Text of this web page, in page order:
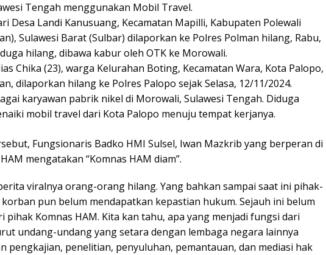
Tengah menggunakan Mobil Travel.
Desa Landi Kanusuang, Kecamatan Mapilli, Kabupaten Polewali
Sulawesi Barat (Sulbar) dilaporkan ke Polres Polman hilang, Rabu,
hilang, dibawa kabur oleh OTK ke Morowali.
Chika (23), warga Kelurahan Boting, Kecamatan Wara, Kota Palopo,
dilaporkan hilang ke Polres Palopo sejak Selasa, 12/11/2024.
karyawan pabrik nikel di Morowali, Sulawesi Tengah. Diduga
mobil travel dari Kota Palopo menuju tempat kerjanya.
Fungsionaris Badko HMI Sulsel, Iwan Mazkrib yang berperan di
mengatakan “Komnas HAM diam”.
viralnya orang-orang hilang. Yang bahkan sampai saat ini pihak-
pun belum mendapatkan kepastian hukum. Sejauh ini belum
pihak Komnas HAM. Kita kan tahu, apa yang menjadi fungsi dari
undang-undang yang setara dengan lembaga negara lainnya
pengkajian, penelitian, penyuluhan, pemantauan, dan mediasi hak